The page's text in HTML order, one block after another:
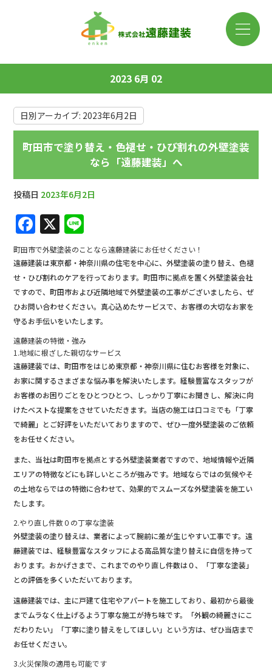
2023 6月 02
日別アーカイブ: 2023年6月2日
町田市で塗り替え・色褪せ・ひび割れの外壁塗装
なら「遠藤建装」へ
投稿日 2023年6月2日
F
a
c
e
b
o
o
k
X
n
e
町田市で外壁塗装のことなら遠藤建装にお任せください！
遠藤建装は東京都・神奈川県の住宅を中心に、外壁塗装の塗り替え、色褪
せ・ひび割れのケアを行っております。町田市に拠点を置く外壁塗装会社
ですので、町田市および近隣地域で外壁塗装の工事がございましたら、ぜ
ひお問い合わせください。真心込めたサービスで、お客様の大切なお家を
守るお手伝いをいたします。
遠藤建装の特徴・強み
1.地域に根ざした親切なサービス
遠藤建装では、町田市をはじめ東京都・神奈川県に住むお客様を対象に、
お家に関するさまざまな悩み事を解決いたします。経験豊富なスタッフが
お客様のお困りごとをひとつひとつ、しっかり丁寧にお聞きし、解決に向
けたベストな提案をさせていただきます。当店の施工は口コミでも「丁寧
で綺麗」とご好評をいただいておりますので、ぜひ一度外壁塗装のご依頼
をお任せください。
また、当社は町田市を拠点とする外壁塗装業者ですので、地域情報や近隣
エリアの特徴などにも詳しいところが強みです。地域ならではの気候やそ
の土地ならではの特徴に合わせて、効果的でスムーズな外壁塗装を施工い
たします。
2.やり直し件数０の丁寧な塗装
外壁塗装の塗り替えは、業者によって腕前に差が生じやすい工事です。遠
藤建装では、経験豊富なスタッフによる高品質な塗り替えに自信を持って
おります。おかげさまで、これまでのやり直し件数は０、「丁寧な塗装」
との評価を多くいただいております。
遠藤建装では、主に戸建て住宅やアパートを施工しており、最初から最後
までムラなく仕上げるよう丁寧な施工が持ち味です。「外観の綺麗さにこ
だわりたい」「丁寧に塗り替えをしてほしい」という方は、ぜひ当店まで
お任せください。
3.火災保険の適用も可能です